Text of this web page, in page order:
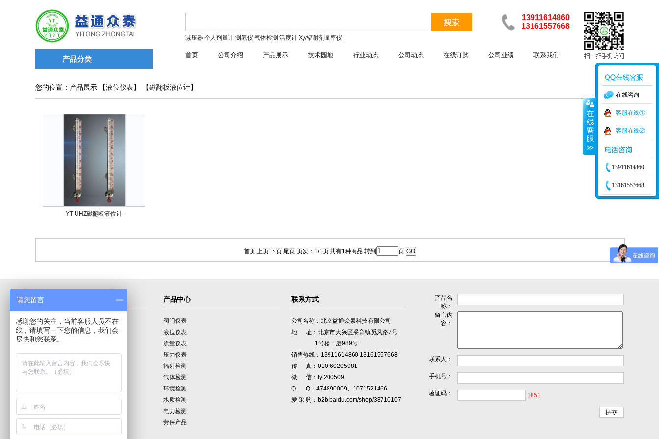
产品分类
13911614860
13161557668
减压器 个人剂量计 测氡仪 气体检测 活度计 X,γ辐射剂量率仪
首页 公司介绍 产品展示 技术园地 行业动态 公司动态 在线订购 公司业绩 联系我们
您的位置：产品展示 【液位仪表 】 【磁翻板液位计】
YT-UHZ磁翻板液位计
首页 上页 下页 尾页 页次：1/1页 共有1种商品 转到 页
导航菜单
首页
公司介绍
产品展示
技术园地
行业动态
联系我们
产品中心
阀门仪表
液位仪表
流量仪表
压力仪表
辐射检测
气体检测
环境检测
水质检测
电力检测
劳保产品
联系方式
公司名称：北京益通众泰科技有限公司
地 址：北京市大兴区采育镇觅凤路7号
1号楼一层989号
销售热线：13911614860 13161557668
传 真：010-60205981
微 信：fyt200509
Q Q：474890009、1071521466
爱 采 购：b2b.baidu.com/shop/38710107
产品名
称：
留言内
容：
联系人：
手机号：
验证码： 1851
在线咨询
客服在线①
客服在线②
13911614860
13161557668
请您留言
感谢您的关注，当前客服人员不在
线，请填写一下您的信息，我们会
尽快和您联系。